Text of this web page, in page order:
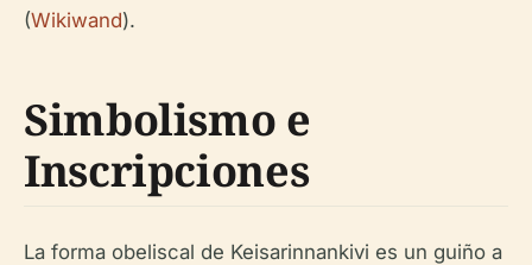
(Wikiwand).
Simbolismo e
Inscripciones
La forma obeliscal de Keisarinnankivi es un guiño a